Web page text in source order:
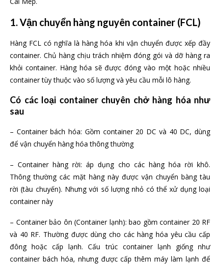
1. Vận chuyển hàng nguyên container (FCL)
Hàng FCL có nghĩa là hàng hóa khi vận chuyển được xếp đầy
container. Chủ hàng chịu trách nhiệm đóng gói và dỡ hàng ra
khỏi container. Hàng hóa sẽ được đóng vào một hoặc nhiều
container tùy thuộc vào số lượng và yêu cầu mỗi lô hàng.
Có các loại container chuyên chở hàng hóa như
sau
– Container bách hóa: Gồm container 20 DC và 40 DC, dùng
để vận chuyển hàng hóa thông thường
– Container hàng rời: áp dụng cho các hàng hóa rời khô.
Thông thường các mặt hàng này được vận chuyển bàng tàu
rời (tàu chuyến). Nhưng với số lượng nhỏ có thể xử dụng loại
container này
– Container bảo ôn (Container lạnh): bao gồm container 20 RF
và 40 RF. Thường được dùng cho các hàng hóa yêu cầu cấp
đông hoặc cấp lạnh. Cấu trúc container lạnh giống như
container bách hóa, nhưng được cấp thêm máy làm lạnh để